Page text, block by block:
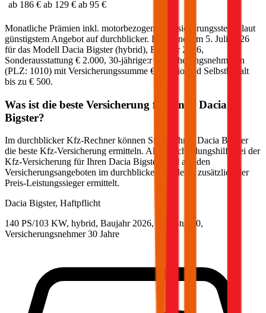
ab 186 € ab 129 € ab 95 €
Monatliche Prämien inkl. motorbezogener Versicherungssteuer laut
günstigstem Angebot auf durchblicker. Berechnet am 5. Juli 2026
für das Modell Dacia Bigster(hybrid), Baujahr 2026,
Sonderausstattung € 2.000, 30-jährige:rVersicherungsnehmer:in
(PLZ: 1010) mit Versicherungssumme € 20 Mio und Selbstbehalt
bis zu € 500.
Was ist die beste Versicherung für einen Dacia
Bigster?
Im durchblicker Kfz-Rechner können Sie für Ihren Dacia Bigster
die beste Kfz-Versicherung ermitteln. Als Entscheidungshilfe bei der
Kfz-Versicherung für Ihren Dacia Bigster
wird aus den
Versicherungsangeboten im durchblicker Vergleich zusätzlich der
Preis-Leistungssieger ermittelt.
Dacia Bigster, Haftpflicht
140 PS/103 KW, hybrid, Baujahr 2026, BM-Stufe 0,
Versicherungsnehmer 30 Jahre